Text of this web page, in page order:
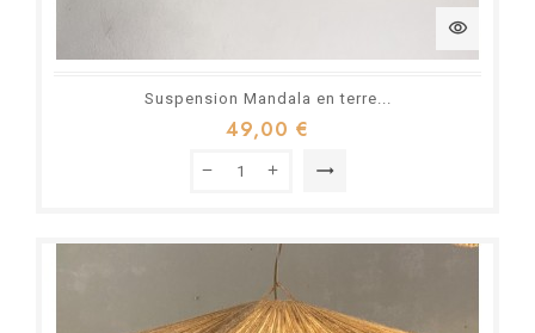
visibility
Suspension Mandala en terre...
49,00 €
trending_flat